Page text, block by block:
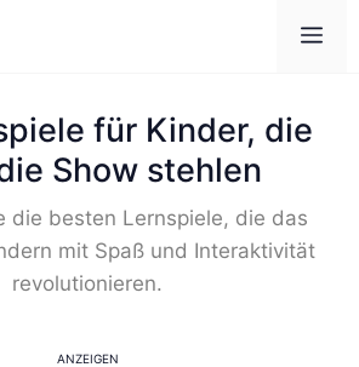
für Kinder, die
Show stehlen
die besten Lernspiele, die das
mit Spaß und Interaktivität
revolutionieren.
ANZEIGEN